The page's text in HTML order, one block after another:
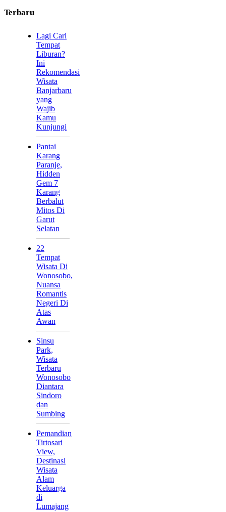
Terbaru
Lagi Cari
Tempat
Liburan?
Ini
Rekomendasi
Wisata
Banjarbaru
yang
Wajib
Kamu
Kunjungi
Pantai
Karang
Paranje,
Hidden
Gem 7
Karang
Berbalut
Mitos Di
Garut
Selatan
22
Tempat
Wisata Di
Wonosobo,
Nuansa
Romantis
Negeri Di
Atas
Awan
Sinsu
Park,
Wisata
Terbaru
Wonosobo
Diantara
Sindoro
dan
Sumbing
Pemandian
Tirtosari
View,
Destinasi
Wisata
Alam
Keluarga
di
Lumajang